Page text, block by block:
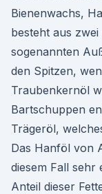
Bienenwachs,
besteht aus
sogenannten
den Spitzen,
Traubenkernöl
Bartschuppen
Trägeröl,
Das Hanföl von
diesem Fall sehr
Anteil dieser